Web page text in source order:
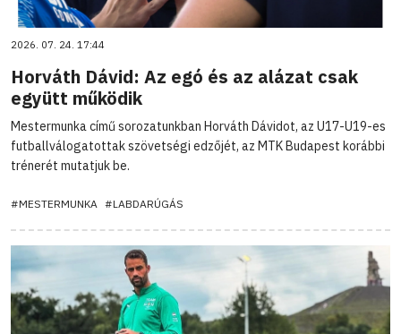
2026. 07. 24. 17:44
Horváth Dávid: Az egó és az alázat csak
együtt működik
Mestermunka című sorozatunkban Horváth Dávidot, az U17-U19-es
futballválogatottak szövetségi edzőjét, az MTK Budapest korábbi
trénerét mutatjuk be.
#MESTERMUNKA #LABDARÚGÁS